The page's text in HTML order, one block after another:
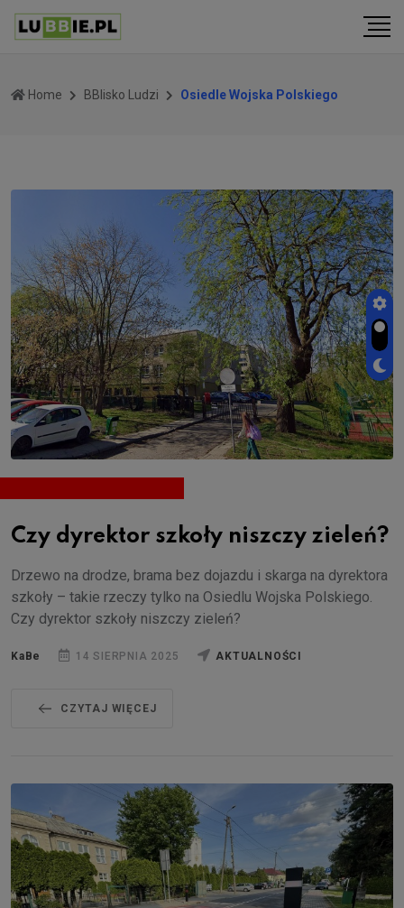
Home BBlisko Ludzi Osiedle Wojska Polskiego
Czy dyrektor szkoły niszczy zieleń?
Drzewo na drodze, brama bez dojazdu i skarga na dyrektora
szkoły – takie rzeczy tylko na Osiedlu Wojska Polskiego.
Czy dyrektor szkoły niszczy zieleń?
KaBe 14 SIERPNIA 2025 AKTUALNOŚCI
CZYTAJ WIĘCEJ